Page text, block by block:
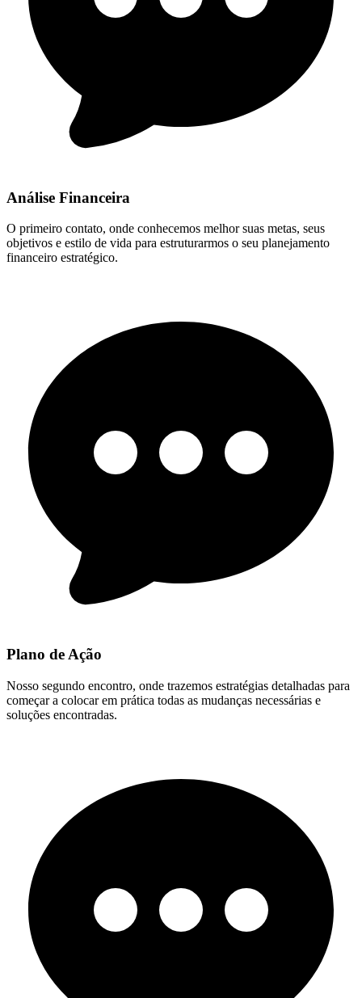
Análise Financeira
O primeiro contato, onde conhecemos melhor suas metas, seus
objetivos e estilo de vida para estruturarmos o seu planejamento
financeiro estratégico.
Plano de Ação
Nosso segundo encontro, onde trazemos estratégias detalhadas para
começar a colocar em prática todas as mudanças necessárias e
soluções encontradas.